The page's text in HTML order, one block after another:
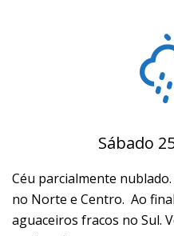
Sábado
Céu parcialmente
no Norte e Centro. Ao
aguaceiros fracos no Sul.